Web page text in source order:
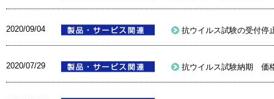
2020/09/04 抗ウイルス試験の受付停
2020/07/29 抗ウイルス試験納期